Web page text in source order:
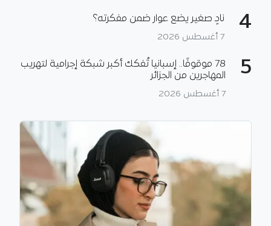
4 نادٍ صغير يضع عوار ضمن مفكرته؟
7 أغسطس 2026
5
78 موقوفًا.. إسبانيا تُفكك أكبر شبكة إجرامية لتهريب
المهاجرين من الجزائر
7 أغسطس 2026